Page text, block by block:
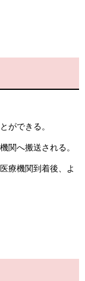
ができる​。
関へ搬送される。​
療機関到着後、よ